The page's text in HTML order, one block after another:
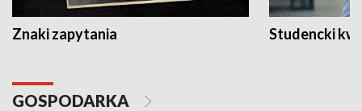
Znaki zapytania Studencki
GOSPODARKA